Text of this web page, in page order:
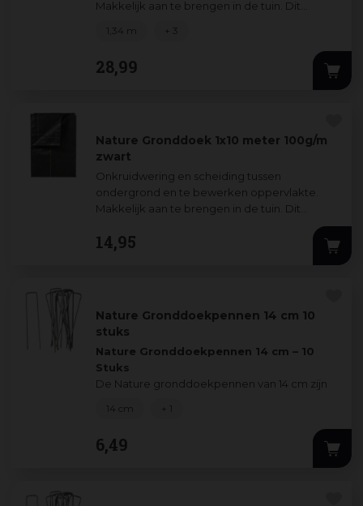
Makkelijk aan te brengen in de tuin. Dit
28,99
1,34 m + 3
Nature Gronddoek 1x10 meter 100g/m
zwart
Onkruidwering en scheiding tussen
ondergrond en te bewerken oppervlakte.
Makkelijk aan te brengen in de tuin. Dit
vochtig blijft en is
14,95
Nature Gronddoekpennen 14 cm 10
stuks
Nature Gronddoekpennen 14 cm – 10
Stuks
De Nature gronddoekpennen van 14 cm zijn
6,49
14 cm + 1